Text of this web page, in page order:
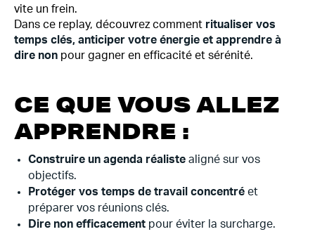
vite un frein.
Dans ce replay, découvrez comment ritualiser vos
temps clés, anticiper votre énergie et apprendre à
dire non pour gagner en efficacité et sérénité.
CE QUE VOUS ALLEZ
APPRENDRE :
Construire un agenda réaliste aligné sur vos
objectifs.
Protéger vos temps de travail concentré et
préparer vos réunions clés.
Dire non efficacement pour éviter la surcharge.